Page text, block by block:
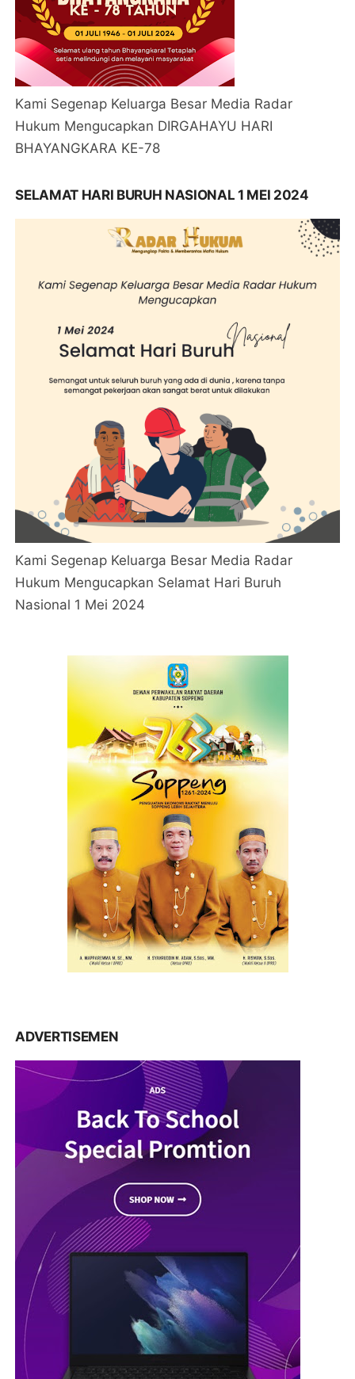
Kami Segenap Keluarga Besar Media Radar
Hukum Mengucapkan DIRGAHAYU HARI
BHAYANGKARA KE-78
SELAMAT HARI BURUH NASIONAL 1 MEI 2024
Kami Segenap Keluarga Besar Media Radar
Hukum Mengucapkan Selamat Hari Buruh
Nasional 1 Mei 2024
ADVERTISEMEN